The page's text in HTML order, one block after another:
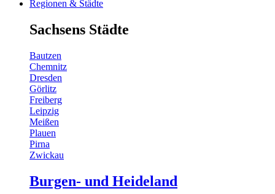
Regionen & Städte
Sachsens Städte
Bautzen
Chemnitz
Dresden
Görlitz
Freiberg
Leipzig
Meißen
Plauen
Pirna
Zwickau
Burgen- und Heideland